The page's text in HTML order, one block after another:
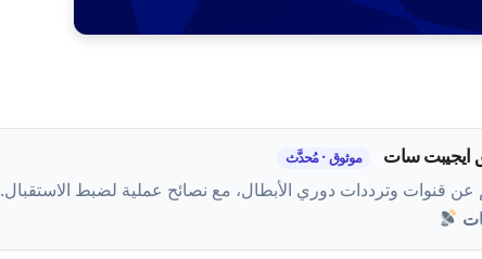
ايجيبت سات موثوق · مُحدَّث
عن قنوات وترددات دوري الأبطال، مع نصائح عملية لضبط الاستقبال.